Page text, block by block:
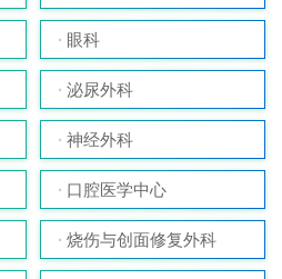
眼科
泌尿外科
神经外科
口腔医学中心
烧伤与创面修复外科